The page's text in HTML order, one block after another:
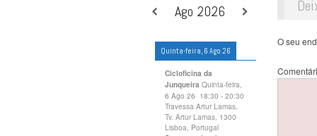
O seu
Ago 2026
Quinta-feira, 6 Ago 26
Cicloficina da
Junqueira Quinta-feira,
6 Ago 26 18:30 - 20:30
Travessa Artur Lamas,
Tv. Artur Lamas, 1300
Lisboa, Portugal